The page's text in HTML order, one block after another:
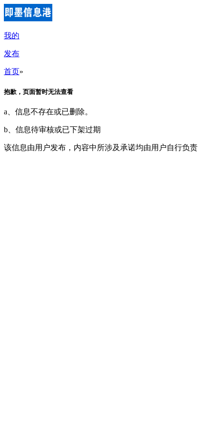
我的
发布
首页»
抱歉，页面暂时无法查看
a、信息不存在或已删除。
b、信息待审核或已下架过期
该信息由用户发布，内容中所涉及承诺均由用户自行负责